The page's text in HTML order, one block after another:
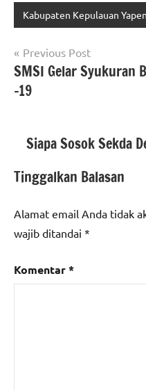
Kabupaten Kepulauan Yapen
Navigasi
pos
Previous Post
SMSI Gelar Syukuran
-19
Siapa Sosok Sekda
Tinggalkan Balasan
Alamat email Anda tidak
wajib ditandai *
Komentar*